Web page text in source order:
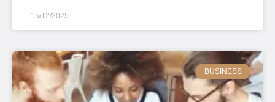
15/12/2025
BUSINESS